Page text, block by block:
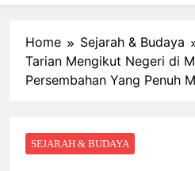
Home
Sejarah & Budaya
Tarian Mengikut Negeri di
Persembahan Yang Penuh
SEJARAH & BUDAYA